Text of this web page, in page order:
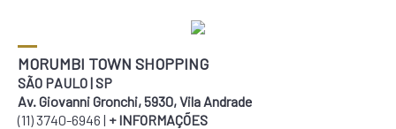
SERVIÇOS
SHOPPINGS DA GAZIT
COMO CHEGAR
MORUMBI TOWN SHOPPING
SÃO PAULO | SP
Av. Giovanni Gronchi, 5930, Vila Andrade
(11) 3740-6946 | + INFORMAÇÕES